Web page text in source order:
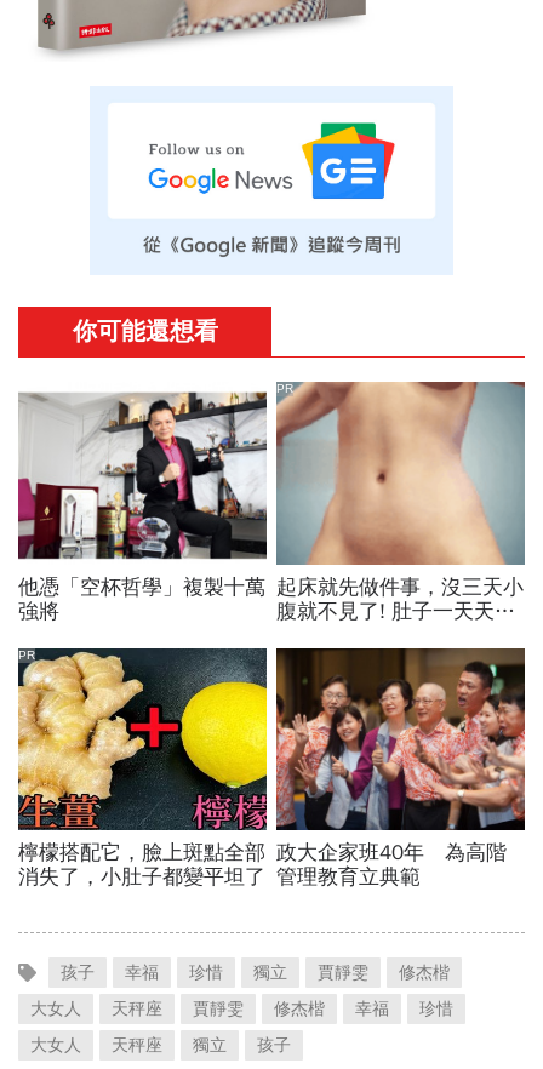
孩子 幸福 珍惜 獨立 賈靜雯
修杰楷
大女人
天秤座 賈靜雯 修杰楷 幸福
珍惜
大女人
天秤座 獨立 孩子